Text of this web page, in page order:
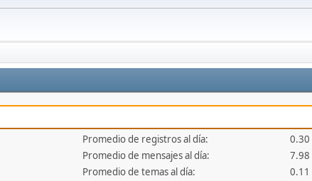
Promedio de registros al día:
0.30
Promedio de mensajes al día:
7.98
Promedio de temas al día:
0.11